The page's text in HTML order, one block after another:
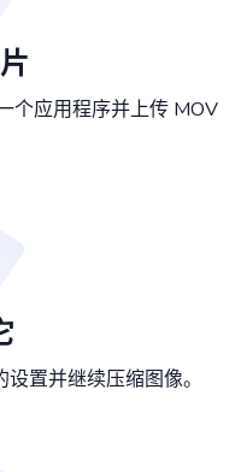
个应用程序并上传 MOV
置并继续压缩图像。